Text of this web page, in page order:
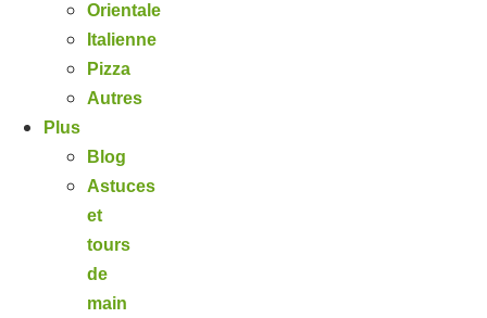
Orientale
Italienne
Pizza
Autres
Plus
Blog
Astuces
et
tours
de
main